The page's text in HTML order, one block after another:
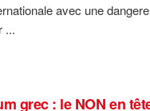
avec une
...
grec : le NON en